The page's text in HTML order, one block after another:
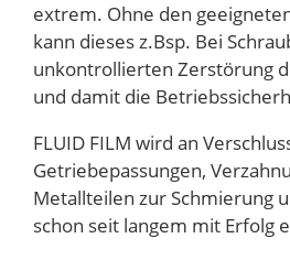
extrem. Ohne den
kann dieses z.Bsp. Bei
unkontrollierten Zerstörung
und damit die
FLUID FILM wird an
Getriebepassungen,
Metallteilen zur Schmierung
schon seit langem mit Erfolg